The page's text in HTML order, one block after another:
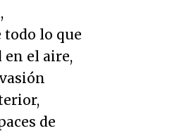
todo lo que
en el aire,
de